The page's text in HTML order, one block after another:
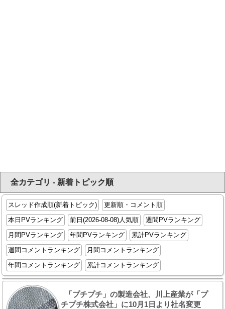
全カテゴリ - 新着トピック順
スレッド作成順(新着トピック)
更新順・コメント順
本日PVランキング
前日(2026-08-08)人気順
週間PVランキング
月間PVランキング
年間PVランキング
累計PVランキング
週間コメントランキング
月間コメントランキング
年間コメントランキング
累計コメントランキング
「プチプチ」の製造会社、川上産業が「プ
チプチ株式会社」に10月1日より社名変更